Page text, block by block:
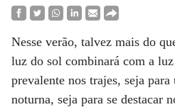
Nesse verão, talvez mais do
luz do sol combinará com a
prevalente nos trajes, seja
noturna, seja para se destacar